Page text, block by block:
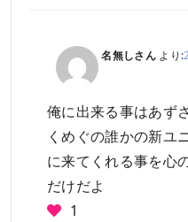
名無しさん より:
俺に出来る事はあず
くめぐの誰かの新ユ
に来てくれる事を心
だけだよ
1